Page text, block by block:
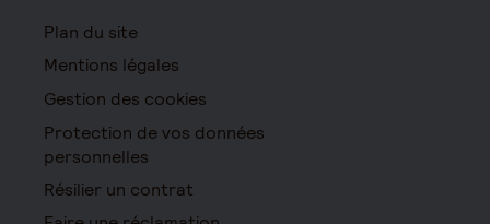
Plan du site
Mentions légales
Gestion des cookies
Protection de vos données
personnelles
Résilier un contrat